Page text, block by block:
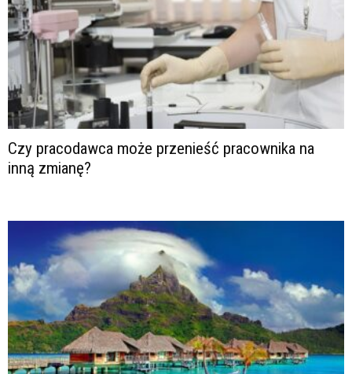
Czy pracodawca może przenieść pracownika na
inną zmianę?